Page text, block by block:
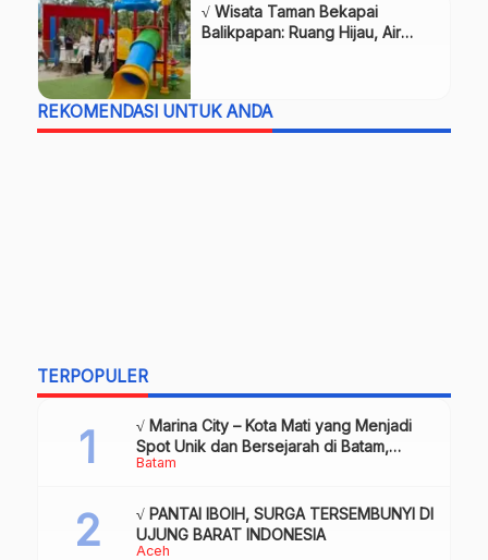
√ Wisata Taman Bekapai
Balikpapan: Ruang Hijau, Air
REKOMENDASI UNTUK ANDA
TERPOPULER
Batam
√ Marina City – Kota Mati yang Menjadi
Spot Unik dan Bersejarah di Batam,
Review & Info
Aceh
√ PANTAI IBOIH, SURGA TERSEMBUNYI DI
UJUNG BARAT INDONESIA